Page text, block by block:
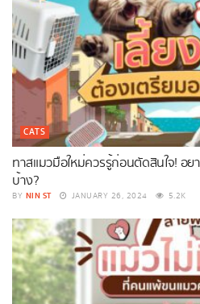
CATS
ทาสแมวมือใหม่ควรรู้ก่อนตัดสินใจ! อยา
บ้าง?
BY NIN ST JANUARY 26, 2024 5.2K